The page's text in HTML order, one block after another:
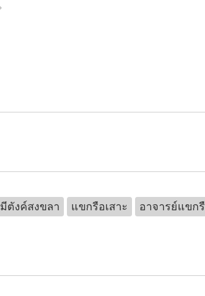
มีตังค์สงขลา แขกรือเสาะ อาจารย์แขก